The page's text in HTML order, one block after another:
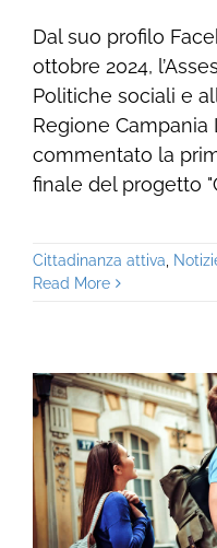
Dal suo profilo
ottobre 2024,
Politiche sociali e
Regione Campania
commentato la
finale del progetto
Cittadinanza attiva
Read More